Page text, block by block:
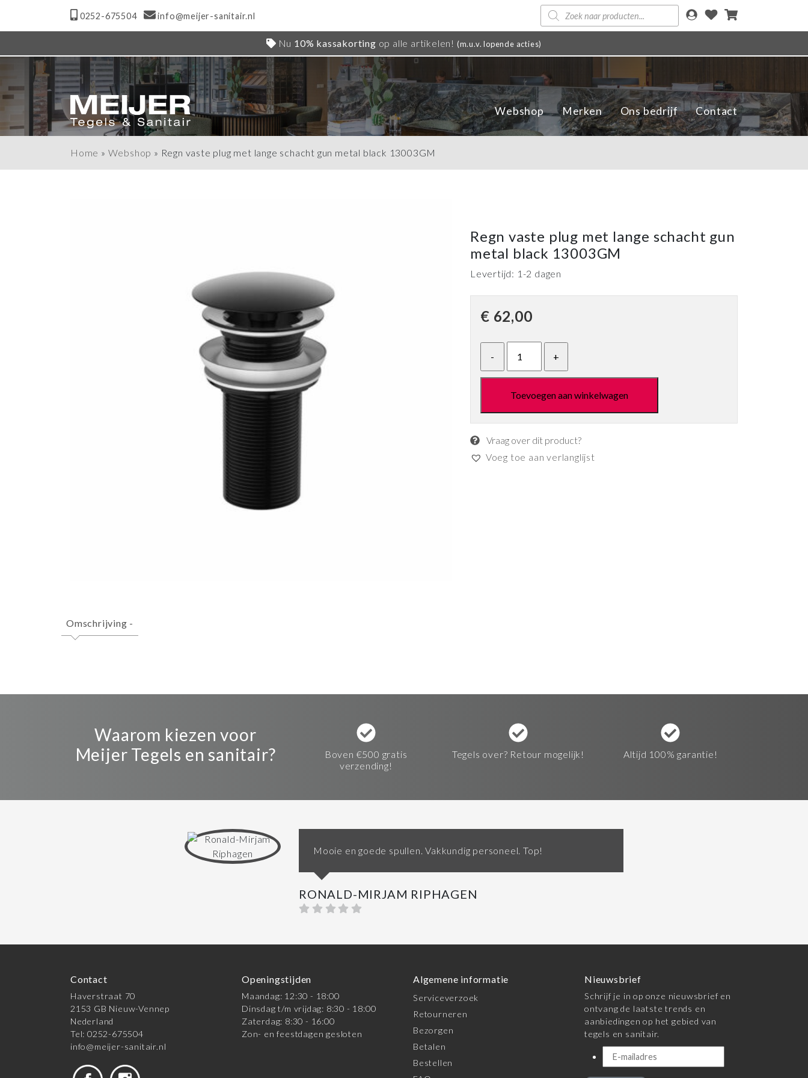
0252-675504 info@meijer-sanitair.nl
Producten
zoeken
Nu 10% kassakorting op alle artikelen! (m.u.v. lopende acties)
Webshop Merken Ons bedrijf Contact
Home » Webshop » Regn vaste plug met lange schacht gun metal black 13003GM
Omschrijving -
Regn vaste plug met lange schacht gun
metal black 13003GM
Levertijd: 1-2 dagen
€ 62,00
Toevoegen aan winkelwagen
Vraag over dit product?
Voeg toe aan verlanglijst
Waarom kiezen voor
Meijer Tegels en sanitair?
Boven €500 gratis
verzending!
Tegels over? Retour mogelijk! Altijd 100% garantie!
Mooie en goede spullen. Vakkundig personeel. Top!
RONALD-MIRJAM RIPHAGEN
Contact
Haverstraat 70
2153 GB Nieuw-Vennep
Nederland
Tel: 0252-675504
info@meijer-sanitair.nl
Openingstijden
Maandag: 12:30 - 18:00
Dinsdag t/m vrijdag: 8:30 - 18:00
Zaterdag: 8:30 - 16:00
Zon- en feestdagen gesloten
Algemene informatie
Serviceverzoek
Retourneren
Bezorgen
Betalen
Bestellen
Nieuwsbrief
Schrijf je in op onze nieuwsbrief en
ontvang de laatste trends en
aanbiedingen op het gebied van
tegels en sanitair.